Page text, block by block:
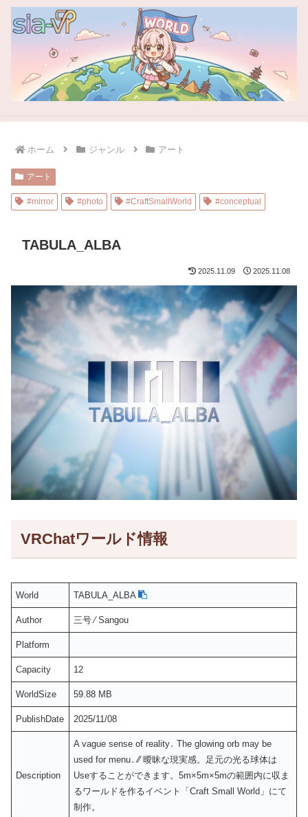
ホーム ジャンル アート
アート
#mirror #photo #CraftSmallWorld #conceptual
TABULA_ALBA
2025.11.09 2025.11.08
VRChatワールド情報
World TABULA_ALBA
Author 三号 ⁄ Sangou
Platform
Capacity 12
WorldSize 59.88 MB
PublishDate 2025/11/08
Description
A vague sense of reality․ The glowing orb may be
used for menu․ ⁄⁄ 曖昧な現実感。足元の光る球体は
Useすることができます。5m×5m×5mの範囲内に収ま
るワールドを作るイベント「Craft Small World」にて
制作。